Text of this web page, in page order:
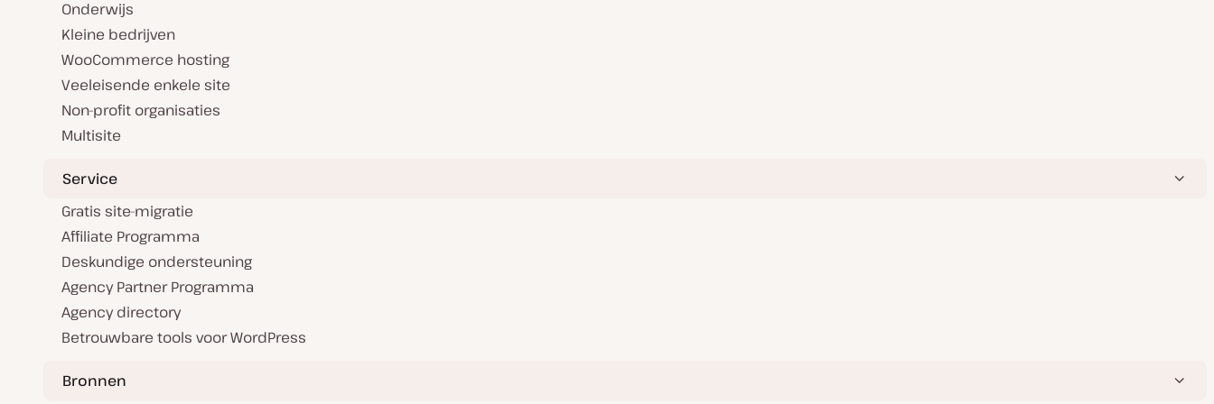
Onderwijs
Kleine bedrijven
WooCommerce hosting
Veeleisende enkele site
Non-profit organisaties
Multisite
Service
Gratis site-migratie
Affiliate Programma
Deskundige ondersteuning
Agency Partner Programma
Agency directory
Betrouwbare tools voor WordPress
Bronnen